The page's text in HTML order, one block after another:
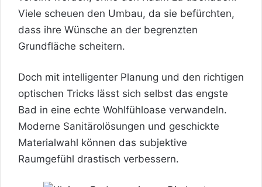
Viele scheuen den Umbau, da sie befürchten,
dass ihre Wünsche an der begrenzten
Grundfläche scheitern.
Doch mit intelligenter Planung und den richtigen
optischen Tricks lässt sich selbst das engste
Bad in eine echte Wohlfühloase verwandeln.
Moderne Sanitärolösungen und geschickte
Materialwahl können das subjektive
Raumgefühl drastisch verbessern.